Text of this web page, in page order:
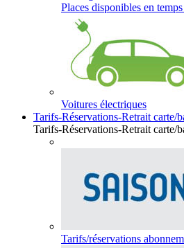
Places disponibles en
Voitures électriques
Tarifs-Réservations-Retrait carte/
Tarifs-Réservations-Retrait carte/
Tarifs/réservations